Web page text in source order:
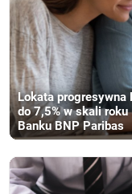
Lokata
do 7,5% w skali
Banku BNP Paribas